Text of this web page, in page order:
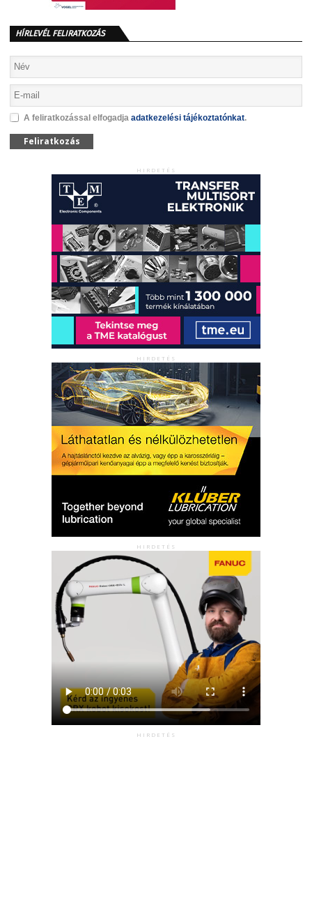
HÍRLEVÉL FELIRATKOZÁS
A feliratkozással elfogadja adatkezelési tájékoztatónkat.
Feliratkozás
HIRDETÉS
HIRDETÉS
HIRDETÉS
HIRDETÉS